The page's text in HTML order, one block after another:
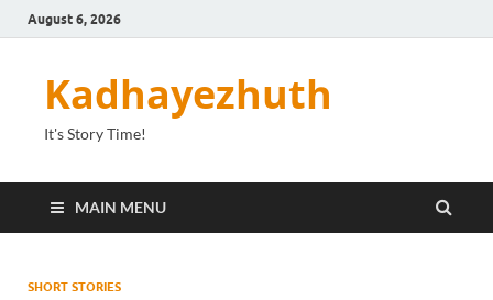
August 6, 2026
Kadhayezhuth
It's Story Time!
MAIN MENU
SHORT STORIES